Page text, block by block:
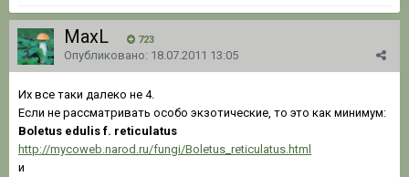
MaxL 723
Опубликовано: 18.07.2011 13:05
Их все таки далеко не 4.
Если не рассматривать особо экзотические, то это как минимум:
Boletus edulis f. reticulatus
http://mycoweb.narod.ru/fungi/Boletus_reticulatus.html
и